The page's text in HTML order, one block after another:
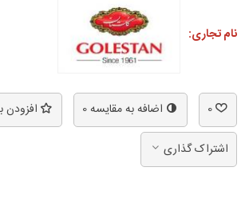
نام تجاری:
0 اضافه به مقایسه0 افزودن
اشتراک گذاری